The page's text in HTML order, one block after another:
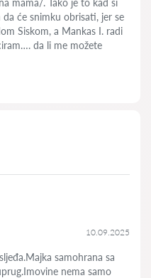
mama/. Tako je to kad si
će snimku obrisati, jer se
Siskom, a Mankas I. radi
da li me možete
10.09.2025
samohrana sa
nema samo